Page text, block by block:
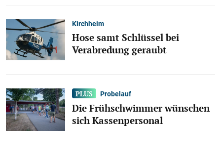
Kirchheim
Hose samt Schlüssel bei
Verabredung geraubt
Probelauf
Die Frühschwimmer wünschen
sich Kassenpersonal